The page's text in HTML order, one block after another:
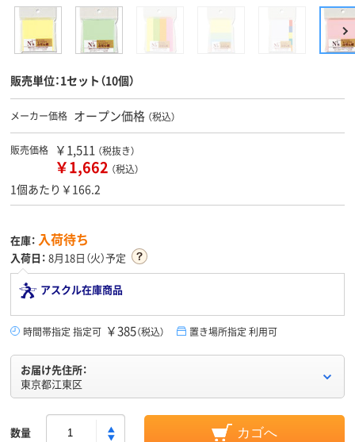
販売単位：1セット（10個）
メーカー価格 オープン価格 （税込）
販売価格 ￥1,511 （税抜き）
￥1,662 （税込）
1個あたり￥166.2
在庫： 入荷待ち
入荷日： 8月18日（火）予定
アスクル在庫商品
時間帯指定 指定可 ￥385（税込） 置き場所指定 利用可
お届け先住所：
東京都江東区
数量 カゴへ